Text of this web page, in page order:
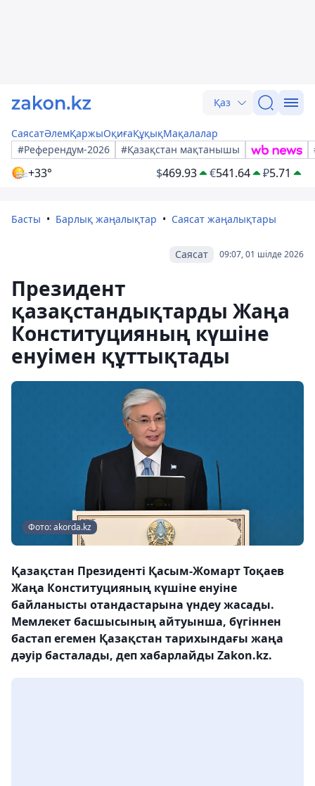
Қаз
СаясатӘлемҚаржыОқиғаҚұқықМақалалар
#Референдум-2026
#Қазақстан мақтанышы
+33° $469.93 €541.64 ₽5.71
Басты Барлық жаңалықтар Саясат жаңалықтары
09:07, 01 шілде 2026
Саясат
Президент
қазақстандықтарды Жаңа
Конституцияның күшіне
енуімен құттықтады
Фото: akorda.kz
Қазақстан Президенті Қасым-Жомарт Тоқаев
Жаңа Конституцияның күшіне енуіне
байланысты отандастарына үндеу жасады.
Мемлекет басшысының айтуынша, бүгіннен
бастап егемен Қазақстан тарихындағы жаңа
дәуір басталады, деп хабарлайды Zakon.kz.